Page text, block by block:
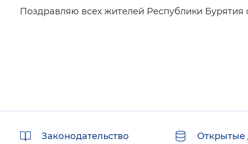
Поздравляю всех жителей Республики
Законодательство Открытые